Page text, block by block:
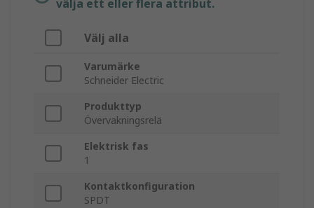
välja ett eller flera attribut.
Välj alla
Varumärke
Schneider Electric
Produkttyp
Övervakningsrelä
Elektrisk fas
1
Kontaktkonfiguration
SPDT